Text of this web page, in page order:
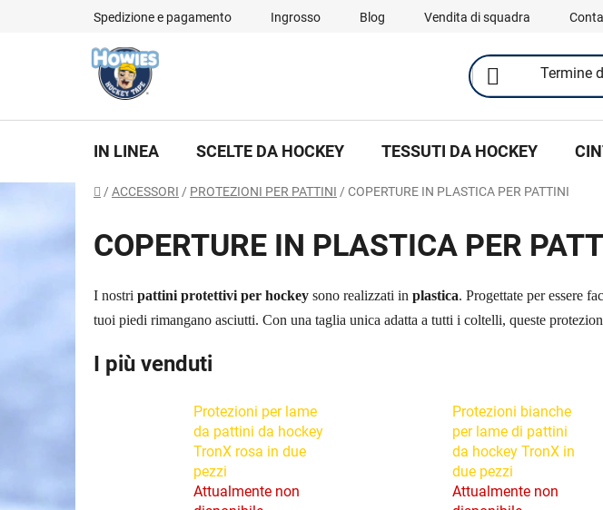
Spedizione e pagamento Ingrosso Blog Vendita di squadra
IN LINEA SCELTE DA HOCKEY TESSUTI DA HOCKEY
Casa
/ ACCESSORI / PROTEZIONI PER PATTINI / COPERTURE IN PLASTICA PER PATTINI
COPERTURE IN PLASTICA PER
I nostri pattini protettivi per hockey sono realizzati in plastica. Progettate per essere
tuoi piedi rimangano asciutti. Con una taglia unica adatta a tutti i coltelli, queste
I più venduti
Protezioni per lame
da pattini da hockey
TronX rosa in due
pezzi
Attualmente non
Protezioni bianche
per lame di pattini
da hockey TronX in
due pezzi
Attualmente non